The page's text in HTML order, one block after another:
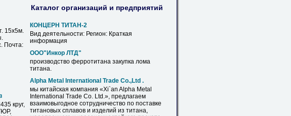
15х5м.
Почта:
круг,
Каталог организаций и предприятий
КОНЦЕРН ТИТАН-2
Вид деятельности: Регион: Краткая
информация
ООО"Инкор ЛТД"
производство ферротитана закупка лома
титана.
Alpha Metal International Trade Co.,Ltd .
мы китайская компания «Xi`an Alpha Metal
International Trade Co. Ltd.», предлагаем
взаимовыгодное сотрудничество по поставке
титановых сплавов и изделий из титана,